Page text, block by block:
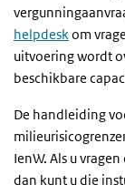
helpdesk om
uitvoering wordt
beschikbare
De handleiding
IenW. Als u
dan kunt u die